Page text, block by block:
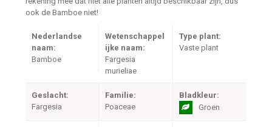
ook de Bamboe niet!
Nederlandse
naam:
Bamboe
Wetenschappel
ijke naam:
Fargesia
murieliae
Type plant:
Vaste plant
Geslacht:
Fargesia
Familie:
Poaceae
Bladkleur:
Groen